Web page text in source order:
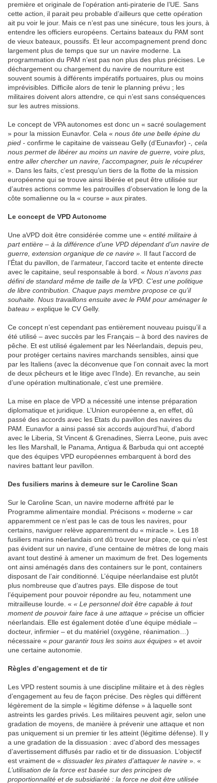
première et originale de l’opération anti-piraterie de l’UE. Sans
cette action, il parait peu probable d’ailleurs que cette opération
ait pu voir le jour. Mais ce n’est pas une sinécure, tous les jours, à
entendre les officiers européens. Certains bateaux du PAM sont
de vieux bateaux, poussifs. Et leur accompagnement prend donc
largement plus de temps que sur un navire moderne. La
programmation du PAM n’est pas non plus des plus précises. Le
déchargement ou chargement du navire de nourriture est
souvent soumis à différents impératifs portuaires, plus ou moins
imprévisibles. Difficile alors de tenir le planning prévu ; les
militaires doivent alors attendre, ce qui n’est sans conséquences
sur les autres missions.
Le concept de VPA autonomes est donc un « sacré soulagement
» pour la mission Eunavfor. Cela « nous ôte une belle épine du
pied - confirme le capitaine de vaisseau Gelly (d’Eunavfor) - , cela
nous permet de libérer au moins un navire de guerre, voire plus,
entre aller chercher un navire, l’accompagner, puis le récupérer
». Dans les faits, c’est presqu’un tiers de la flotte de la mission
européenne qui se trouve ainsi libérée et peut être utilisée sur
d’autres actions comme les patrouilles d’observation le long de la
côte somalienne ou la « course » aux pirates.
Le concept de VPD Autonome
Une aVPD doit être considérée comme une « entité militaire à
part entière – à la différence d’une VPD dépendant d’un navire de
guerre, extension organique de ce navire ». Il faut l’accord de
l’État du pavillon, de l’armateur, l’accord tacite et entente directe
avec le capitaine, seul responsable à bord. « Nous n’avons pas
défini de standard même de taille de la VPD. C’est une politique
de libre contribution. Chaque pays membre propose ce qu’il
souhaite. Nous travaillons ensuite avec le PAM pour aménager le
bateau » explique le CV Gelly.
Ce concept n’est cependant pas entièrement nouveau puisqu’il a
été utilisé – avec succès par les Français – à bord des navires de
pêche. Et est utilisé également par les Néerlandais, depuis peu,
pour protéger certains navires marchands sensibles, ainsi que
par les Italiens (avec la déconvenue que l’on connait avec la mort
de deux pêcheurs et le litige avec l’Inde). En revanche, au sein
d’une opération multinationale, c’est une première.
La mise en place de VPD a nécessité une intense préparation
diplomatique et juridique. L’Union européenne a, en effet, dû
passé des accords avec les Etats du pavillon des navires du
PAM. Eunavfor a ainsi passé six accords aujourd’hui, d’abord
avec le Liberia, St Vincent & Grenadines, Sierra Leone, puis avec
les Iles Marshall, le Panama, Antigua & Barbuda qui ont accepté
que des équipes VPD européennes embarquent à bord des
navires battant leur pavillon.
Des fusiliers marins à demeure sur le Caroline Scan
Sur le Caroline Scan, un navire moderne affrété par le
Programme alimentaire mondial. Précisons « moderne » car
apparemment ce n’est pas le cas de tous les navires, pour
certains, naviguer relève apparemment du « miracle ». Les 18
fusiliers marins néerlandais ont dû trouver leur place, ce qui n’est
pas évident sur un navire, d’une centaine de mètres de long mais
avant tout destiné à amener un maximum de fret. Des logements
ont ainsi aménagés dans des containers sur le pont, containers
disposant de l’air conditionné. L’équipe néerlandaise est plutôt
plus nombreuse que d’autres pays. Elle dispose de tout
l’équipement pour pouvoir répondre au feu, notamment une
mitrailleuse lourde. « « Le personnel doit être capable à tout
moment de pouvoir faire face à une attaque » précise un officier
néerlandais. Elle est également dotée d’une équipe médiale –
docteur, infirmier – et du matériel (oxygène, réanimation…)
nécessaire « pour garantir tous les soins aux équipes » et avoir
une certaine autonomie.
Règles d’engagement et de tir
Les VPD restent soumis à une discipline militaire et à des règles
d’engagement au feu de façon précise. Des règles qui diffèrent
légèrement de la simple « légitime défense » à laquelle sont
astreints les gardes privés. Les militaires peuvent agir, selon une
gradation de moyens, de manière à prévenir une attaque et non
pas uniquement si un premier tir les atteint (légitime défense). Il y
a une gradation de la dissuasion : avec d’abord des messages
d’avertissement diffusés par radio et tir de dissuasion. L’objectif
est vraiment de « dissuader les pirates d’attaquer le navire ». «
L’utilisation de la force est basée sur des principes de
proportionnalité et de subsidiarité : la force ne doit être utilisée